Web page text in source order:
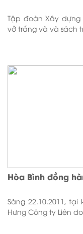
Tập đoàn Xây
vở trắng và và sách
Hòa Bình đồng
Sáng 22.10.2011,
Hưng Công ty Liên